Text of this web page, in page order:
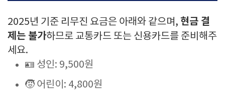
2025년 기준 리무진 요금은 아래와 같으며, 현금 결
제는 불가하므로 교통카드 또는 신용카드를 준비해주
세요.
🪪 성인: 9,500원
🧒 어린이: 4,800원